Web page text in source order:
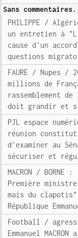
Sans
PHILIPPE /
un entretien à
cause d'un
questions
FAURE / Nupes /
millions de
rassemblement
doit grandir et
PJL espace
réunion
d'examiner au
sécuriser et
MACRON /
Première
mais du
République
Football /
Emmanuel